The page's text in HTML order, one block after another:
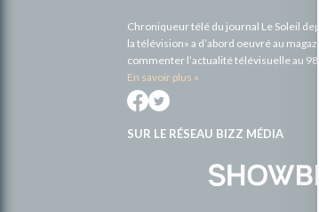
Chroniqueur télé du journal Le Soleil
la télévision» a d’abord oeuvré au
commenter l’actualité télévisuelle au
En savoir plus »
SUR LE RÉSEAU BIZZ MÉDIA